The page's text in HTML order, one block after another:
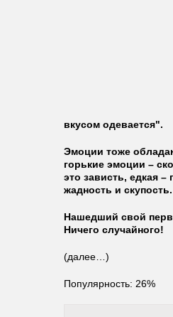
вкусом одевается".
Эмоции тоже
горькие эмоции –
это зависть, едкая
жадность и скупость.
Нашедший свой
Ничего случайного!
(далее…)
Популярность: 26%